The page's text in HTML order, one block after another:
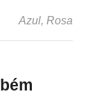
Azul, Rosa